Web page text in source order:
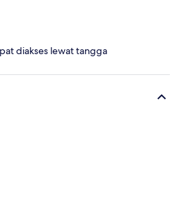
diakses lewat tangga